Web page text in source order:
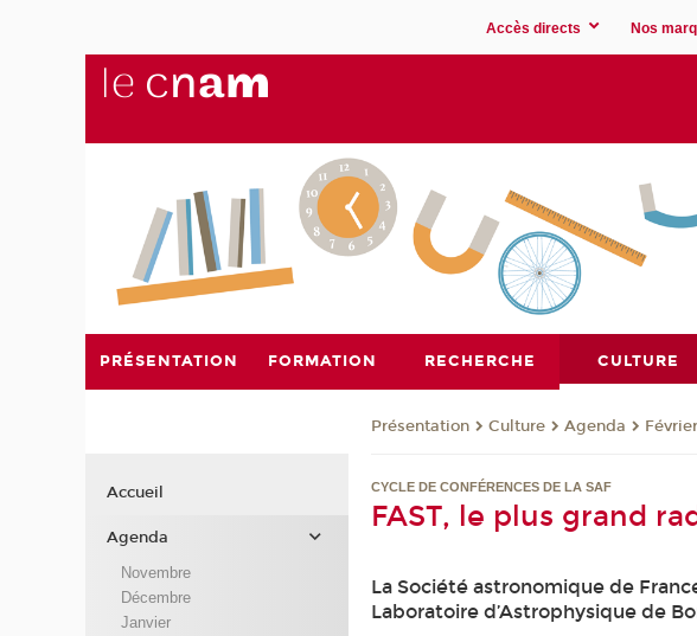
Accès directs Nos
PRÉSENTATION FORMATION RECHERCHE CULTURE
Présentation Culture Agenda Février
CYCLE DE CONFÉRENCES DE LA SAF
FAST, le plus grand
La Société astronomique de
Laboratoire d’Astrophysique de
Accueil
Agenda
Novembre
Décembre
Janvier